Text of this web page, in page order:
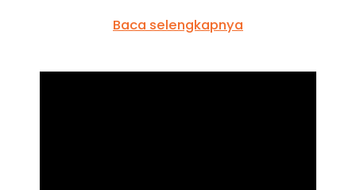
Baca selengkapnya